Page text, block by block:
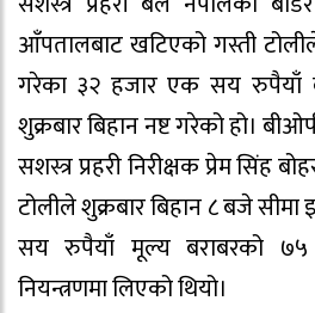
आँपतालबाट खटिएको गस्ती
गरेका ३२ हजार एक सय रुपैयाँ
शुक्रबार बिहान नष्ट गरेको हो।
सशस्त्र प्रहरी निरीक्षक प्रेम सिंह
टोलीले शुक्रबार बिहान ८ बजे
सय रुपैयाँ मूल्य बराबरको
नियन्त्रणमा लिएको थियो।